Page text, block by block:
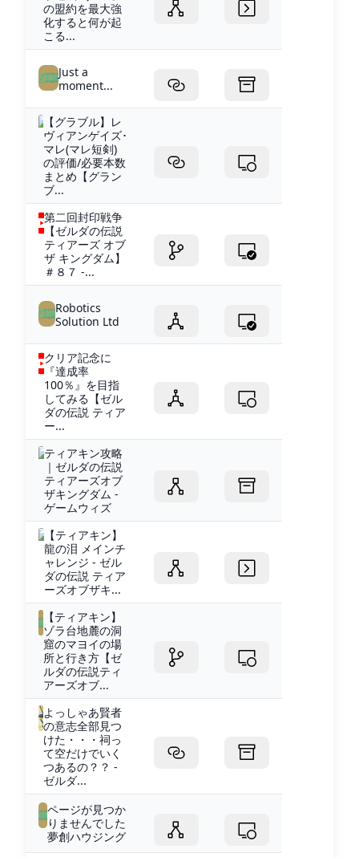
の盟約を最大強
化すると何が起
こる...
Just a
moment...
【グラブル】レ
ヴィアンゲイズ･
マレ(マレ短剣)
の評価/必要本数
まとめ【グラン
ブ...
第二回封印戦争
【ゼルダの伝説
ティアーズ オブ
ザ キングダム】
＃８７ -...
Robotics
Solution Ltd
クリア記念に
『達成率
100％』を目指
してみる【ゼル
ダの伝説 ティア
ー...
ティアキン攻略
｜ゼルダの伝説
ティアーズオブ
ザキングダム -
ゲームウィズ
【ティアキン】
龍の泪 メインチ
ャレンジ - ゼル
ダの伝説 ティア
ーズオブザキ...
【ティアキン】
ゾラ台地麓の洞
窟のマヨイの場
所と行き方【ゼ
ルダの伝説ティ
アーズオブ...
よっしゃあ賢者
の意志全部見つ
けた・・・祠っ
て空だけでいく
つあるの？？ -
ゼルダ...
ページが見つか
りませんでした
夢創ハウジング